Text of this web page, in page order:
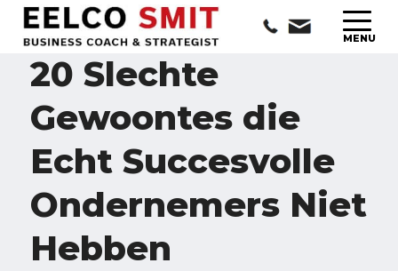
20 Slechte
Gewoontes die
Echt Succesvolle
Ondernemers Niet
Hebben